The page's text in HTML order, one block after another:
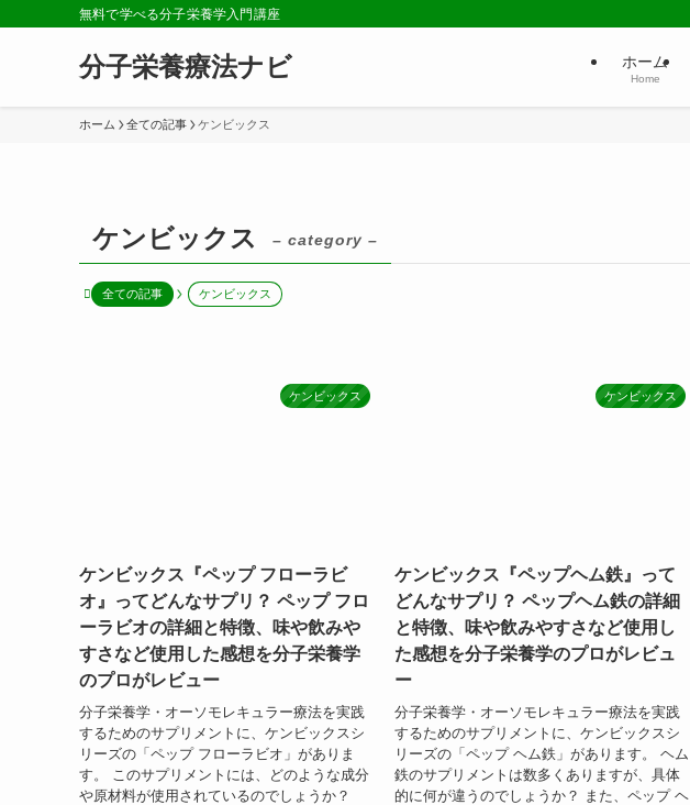
無料で学べる分子栄養学入門講座
分子栄養療法ナビ ホーム
Home
ホーム 全ての記事 ケンビックス
ケンビックス – category –
全ての記事 ケンビックス
ケンビックス
ケンビックス『ペップ フローラビ
オ』ってどんなサプリ？ ペップ フロ
ーラビオの詳細と特徴、味や飲みや
すさなど使用した感想を分子栄養学
のプロがレビュー
分子栄養学・オーソモレキュラー療法を実践
するためのサプリメントに、ケンビックスシ
リーズの「ペップ フローラビオ」がありま
す。 このサプリメントには、どのような成分
や原材料が使用されているのでしょうか？
ケンビックス
ケンビックス『ペップヘム鉄』って
どんなサプリ？ ペップヘム鉄の詳細
と特徴、味や飲みやすさなど使用し
た感想を分子栄養学のプロがレビュ
ー
分子栄養学・オーソモレキュラー療法を実践
するためのサプリメントに、ケンビックスシ
リーズの「ペップ ヘム鉄」があります。 ヘム
鉄のサプリメントは数多くありますが、具体
的に何が違うのでしょうか？ また、ペップ ヘ